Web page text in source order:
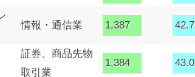
情報・通信業 1,387 42.7
証券、商品先物
取引業
1,384 43.0